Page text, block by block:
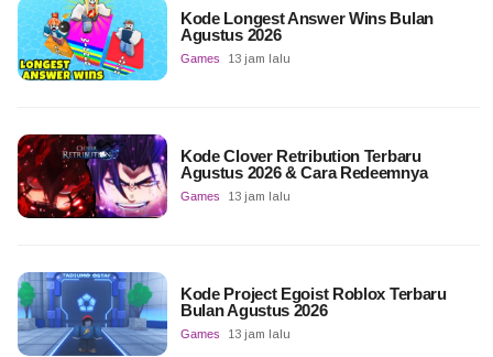
Kode Longest Answer Wins Bulan
Agustus 2026
Games 13 jam lalu
Kode Clover Retribution Terbaru
Agustus 2026 & Cara Redeemnya
Games 13 jam lalu
Kode Project Egoist Roblox Terbaru
Bulan Agustus 2026
Games 13 jam lalu